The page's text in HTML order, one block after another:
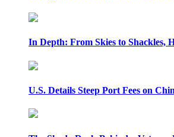
In Depth: From Skies to Shackles,
U.S. Details Steep Port Fees on